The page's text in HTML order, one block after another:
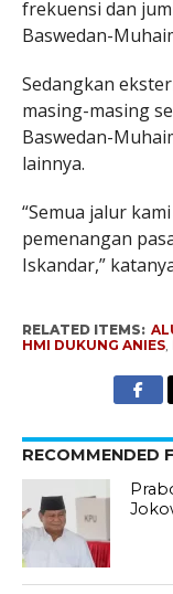
frekuensi dan
Baswedan-
Sedangkan
masing-masing
Baswedan-
lainnya.
“Semua jalur
pemenangan
Iskandar,”
RELATED ITEMS:
HMI DUKUNG ANIES,
RECOMMENDED